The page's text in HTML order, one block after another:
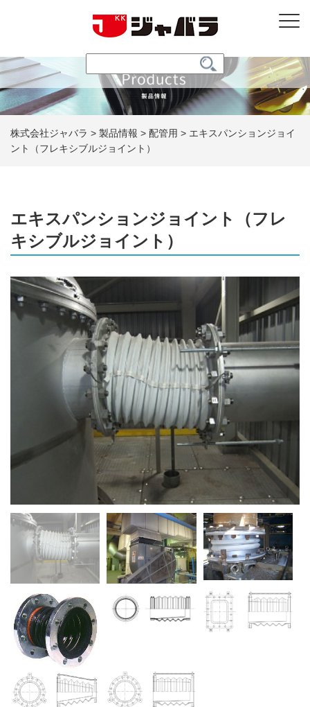
株式会社ジャバラ > 製品情報 > 配管用 > エキスパンションジョイ
ント（フレキシブルジョイント）
エキスパンションジョイント（フレ
キシブルジョイント）